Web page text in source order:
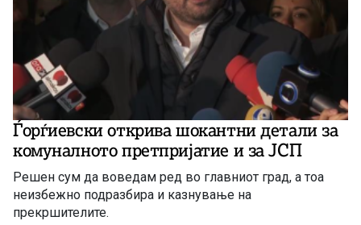
Ѓорѓиевски открива шокантни детали за
комуналното претпријатие и за ЈСП
Решен сум да воведам ред во главниот град, а тоа
неизбежно подразбира и казнување на
прекршителите.